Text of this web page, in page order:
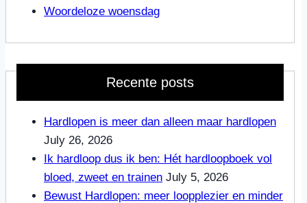
Woordeloze woensdag
Recente posts
Hardlopen is meer dan alleen maar hardlopen
July 26, 2026
Ik hardloop dus ik ben: Hét hardloopboek vol
bloed, zweet en trainen July 5, 2026
Bewust Hardlopen: meer loopplezier en minder